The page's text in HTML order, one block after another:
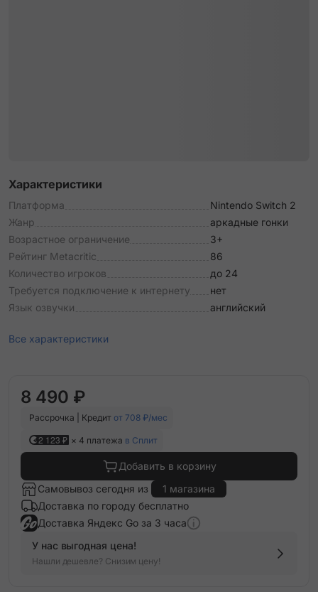
Характеристики
Платформа
Nintendo Switch 2
Жанр
аркадные гонки
Возрастное ограничение
3+
Рейтинг Metacritic
86
Количество игроков
до 24
Требуется подключение к интернету
нет
Язык озвучки
английский
Все характеристики
8 490 ₽
Рассрочка | Кредит от 708 ₽/мес
2 123 ₽ × 4 платежа в Сплит
Добавить в корзину
Самовывоз сегодня из
1 магазина
Доставка по городу бесплатно
Доставка Яндекс Go за 3 часа
У нас выгодная цена!
Нашли дешевле? Снизим цену!